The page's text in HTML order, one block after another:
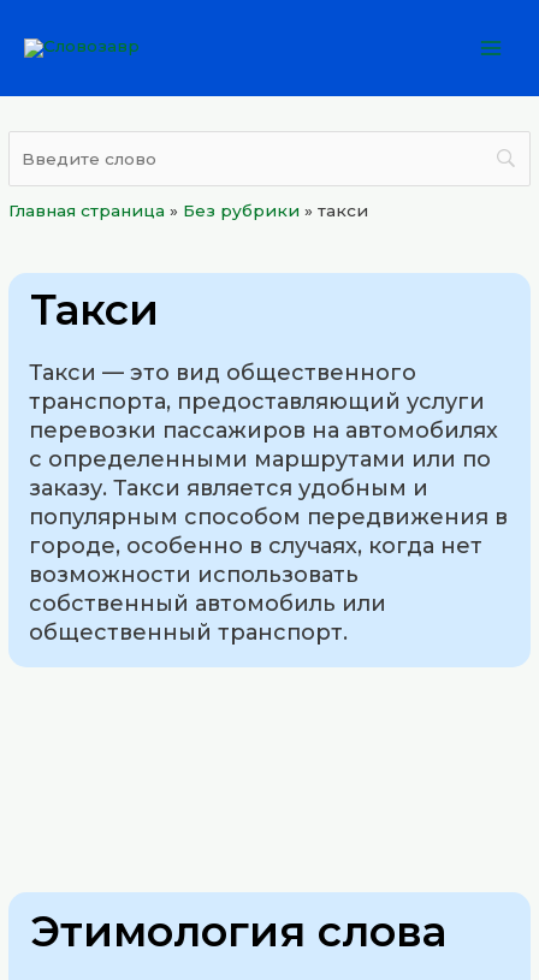
Главная страница » Без рубрики »такси
Такси
Такси — это вид общественного
транспорта, предоставляющий услуги
перевозки пассажиров на автомобилях
с определенными маршрутами или по
заказу. Такси является удобным и
популярным способом передвижения в
городе, особенно в случаях, когда нет
возможности использовать
собственный автомобиль или
общественный транспорт.
Этимология слова